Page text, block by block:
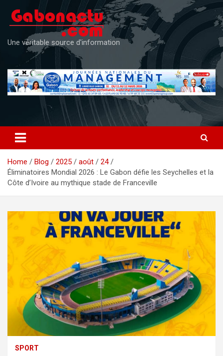
content
Une véritable source d'information
Home Blog 2025 août
24
Éliminatoires Mondial 2026 : Le Gabon défie les Seychelles et la
Côte d’Ivoire au mythique stade de Franceville
SPORT